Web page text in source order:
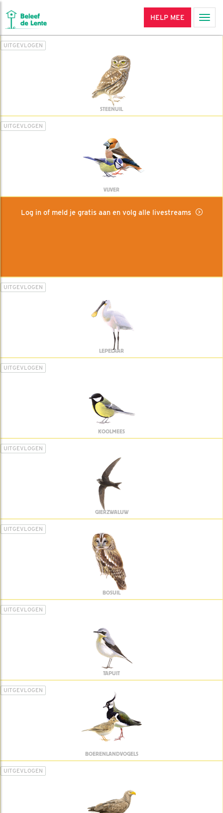
HELP MEE
UITGEVLOGEN
STEENUIL
UITGEVLOGEN
VIJVER
Log in of meld je gratis aan en volg alle livestreams
UITGEVLOGEN
LEPELAAR
UITGEVLOGEN
KOOLMEES
UITGEVLOGEN
GIERZWALUW
UITGEVLOGEN
BOSUIL
UITGEVLOGEN
TAPUIT
UITGEVLOGEN
BOERENLANDVOGELS
UITGEVLOGEN